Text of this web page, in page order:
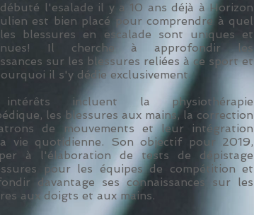
l'esalade il y a 10 ans déjà à Horizon
est bien placé pour comprendre à quel
blessures en escalade sont uniques et
Il cherche à approfondir les
sur les blessures reliées à ce sport et
il s'y dédie exclusivement.
incluent la physiothérapie
les blessures aux mains, la correction
de mouvements et leur intégration
vie quotidienne. Son objectif pour 2019,
à l'élaboration de tests de dépistage
pour les équipes de compétition et
davantage ses connaissances sur les
aux doigts et aux mains.